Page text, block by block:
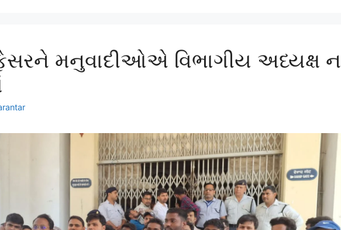
મનુવાદીઓએ વિભાગીય અધ્યક્ષ ન